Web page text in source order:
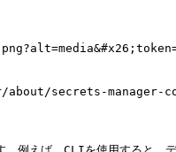
about/secrets-manager-